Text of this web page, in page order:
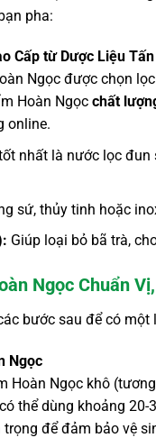
pha:
Cấp từ Dược Liệu
Ngọc được chọn
Hoàn Ngọc chất
online.
nhất là nước lọc
sứ, thủy tinh hoặc
Giúp loại bỏ bã trà,
Ngọc Chuẩn
bước sau để có một
Ngọc
Hoàn Ngọc khô
thể dùng khoảng
để đảm bảo vệ